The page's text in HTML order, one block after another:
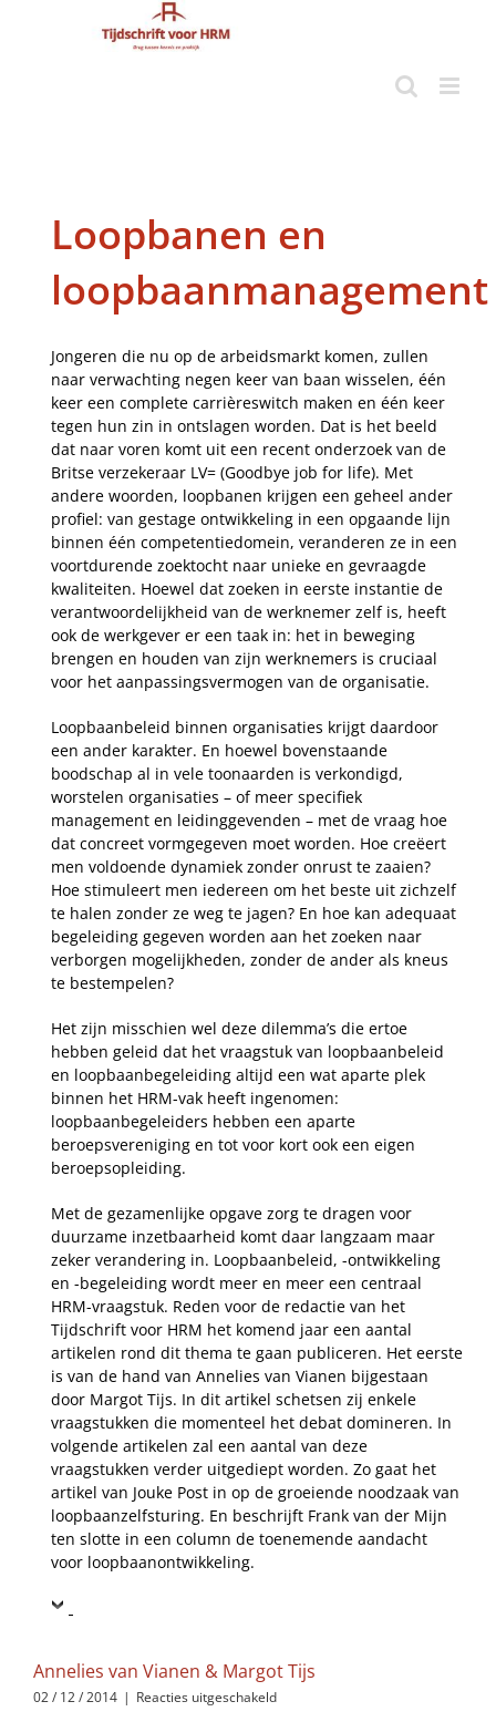
Loopbanen en
loopbaanmanagement
Jongeren die nu op de arbeidsmarkt komen, zullen
naar verwachting negen keer van baan wisselen, één
keer een complete carrièreswitch maken en één keer
tegen hun zin in ontslagen worden. Dat is het beeld
dat naar voren komt uit een recent onderzoek van de
Britse verzekeraar LV= (Goodbye job for life). Met
andere woorden, loopbanen krijgen een geheel ander
profiel: van gestage ontwikkeling in een opgaande lijn
binnen één competentiedomein, veranderen ze in een
voortdurende zoektocht naar unieke en gevraagde
kwaliteiten. Hoewel dat zoeken in eerste instantie de
verantwoordelijkheid van de werknemer zelf is, heeft
ook de werkgever er een taak in: het in beweging
brengen en houden van zijn werknemers is cruciaal
voor het aanpassingsvermogen van de organisatie.
Loopbaanbeleid binnen organisaties krijgt daardoor
een ander karakter. En hoewel bovenstaande
boodschap al in vele toonaarden is verkondigd,
worstelen organisaties – of meer specifiek
management en leidinggevenden – met de vraag hoe
dat concreet vormgegeven moet worden. Hoe creëert
men voldoende dynamiek zonder onrust te zaaien?
Hoe stimuleert men iedereen om het beste uit zichzelf
te halen zonder ze weg te jagen? En hoe kan adequaat
begeleiding gegeven worden aan het zoeken naar
verborgen mogelijkheden, zonder de ander als kneus
te bestempelen?
Het zijn misschien wel deze dilemma’s die ertoe
hebben geleid dat het vraagstuk van loopbaanbeleid
en loopbaanbegeleiding altijd een wat aparte plek
binnen het HRM-vak heeft ingenomen:
loopbaanbegeleiders hebben een aparte
beroepsvereniging en tot voor kort ook een eigen
beroepsopleiding.
Met de gezamenlijke opgave zorg te dragen voor
duurzame inzetbaarheid komt daar langzaam maar
zeker verandering in. Loopbaanbeleid, -ontwikkeling
en -begeleiding wordt meer en meer een centraal
HRM-vraagstuk. Reden voor de redactie van het
Tijdschrift voor HRM het komend jaar een aantal
artikelen rond dit thema te gaan publiceren. Het eerste
is van de hand van Annelies van Vianen bijgestaan
door Margot Tijs. In dit artikel schetsen zij enkele
vraagstukken die momenteel het debat domineren. In
volgende artikelen zal een aantal van deze
vraagstukken verder uitgediept worden. Zo gaat het
artikel van Jouke Post in op de groeiende noodzaak van
loopbaanzelfsturing. En beschrijft Frank van der Mijn
ten slotte in een column de toenemende aandacht
voor loopbaanontwikkeling.
Annelies van Vianen & Margot Tijs
02 / 12 / 2014 | Reacties uitgeschakeldvoor